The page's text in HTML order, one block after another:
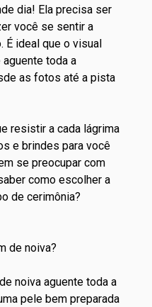
dia! Ela precisa ser
você se sentir a
É ideal que o visual
toda a
as fotos até a pista
resistir a cada lágrima
e brindes para você
se preocupar com
como escolher a
de cerimônia?
de noiva?
noiva aguente toda a
pele bem preparada